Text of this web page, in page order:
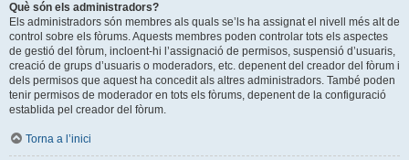
Què són els administradors?
Els administradors són membres als quals se’ls ha assignat el nivell més alt de
control sobre els fòrums. Aquests membres poden controlar tots els aspectes
de gestió del fòrum, incloent-hi l’assignació de permisos, suspensió d’usuaris,
creació de grups d’usuaris o moderadors, etc. depenent del creador del fòrum i
dels permisos que aquest ha concedit als altres administradors. També poden
tenir permisos de moderador en tots els fòrums, depenent de la configuració
establida pel creador del fòrum.
Torna a l’inici